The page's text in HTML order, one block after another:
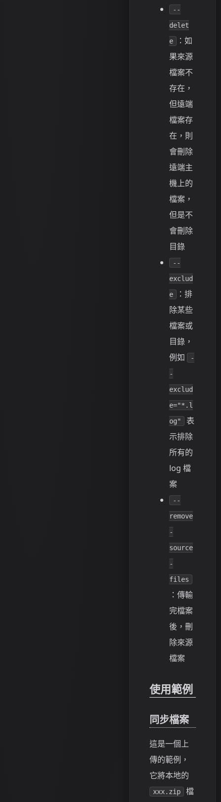
--
delet
e
：如
果來源
檔案不
存在，
但遠端
檔案存
在，則
會刪除
遠端主
機上的
檔案，
但是不
會刪除
目錄
--
exclud
e
：排
除某些
檔案或
目錄，
例如
-
-
exclud
e="*.l
og"
表
示排除
所有的
log 檔
案
--
remove
-
source
-
files
：傳輸
完檔案
後，刪
除來源
檔案
使用範例
同步檔案
這是一個上
傳的範例，
它將本地的
xxx.zip
檔